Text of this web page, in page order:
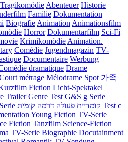
Tragikomödie Abenteuer Historie
Familie Dokumentation
Biografie Animation Animationsfilm
Horror Dokumentarfilm Sci-Fi
Krimikomödie Animation.
Comédie Jugendmagazin TV-
Documentaire Werbung
dramatique Drame
Court métrage Mélodrame Spot 가족
Fiction Licht-Spektakel
Trailer Genre Test G&S g Serie
קומדיית פעולה דרמה קומית
Test c
Young Fiction TV-Serie
Fiction Tanzfilm Science-Fiction
TV-Serie Biographie Docutainment